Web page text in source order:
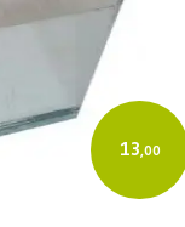
13,00